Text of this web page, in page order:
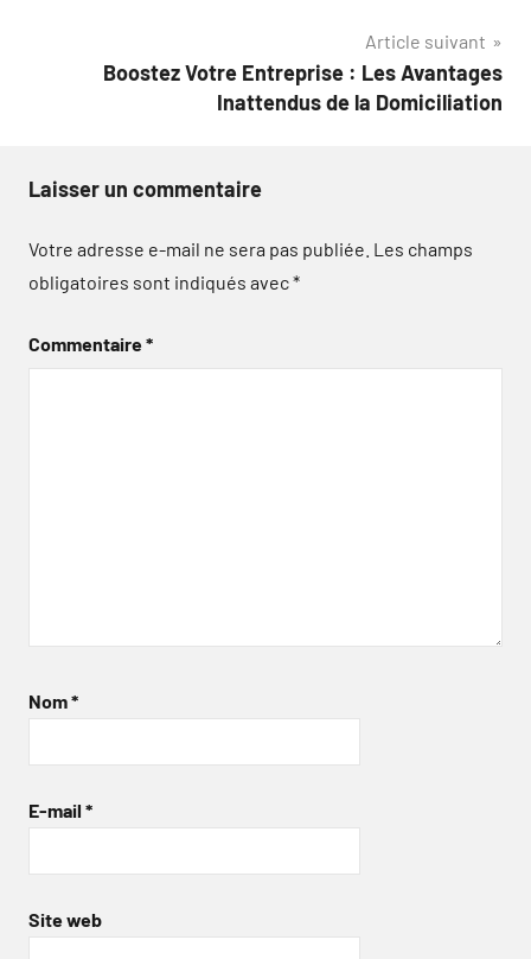
Article suivant
Boostez Votre Entreprise : Les Avantages
Inattendus de la Domiciliation
Laisser un commentaire
Votre adresse e-mail ne sera pas publiée. Les champs
obligatoires sont indiqués avec*
Commentaire*
Nom*
E-mail *
Site web